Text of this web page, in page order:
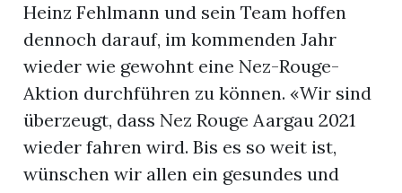
Heinz Fehlmann und sein Team hoffen
dennoch darauf, im kommenden Jahr
wieder wie gewohnt eine Nez-Rouge-
Aktion durchführen zu können. «Wir sind
überzeugt, dass Nez Rouge Aargau 2021
wieder fahren wird. Bis es so weit ist,
wünschen wir allen ein gesundes und